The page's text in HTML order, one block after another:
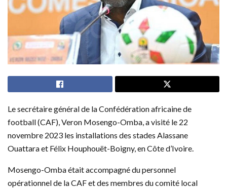
Le secrétaire général de la Confédération africaine de
football (CAF), Veron Mosengo-Omba, a visité le 22
novembre 2023 les installations des stades Alassane
Ouattara et Félix Houphouët-Boigny, en Côte d’Ivoire.
Mosengo-Omba était accompagné du personnel
opérationnel de la CAF et des membres du comité local